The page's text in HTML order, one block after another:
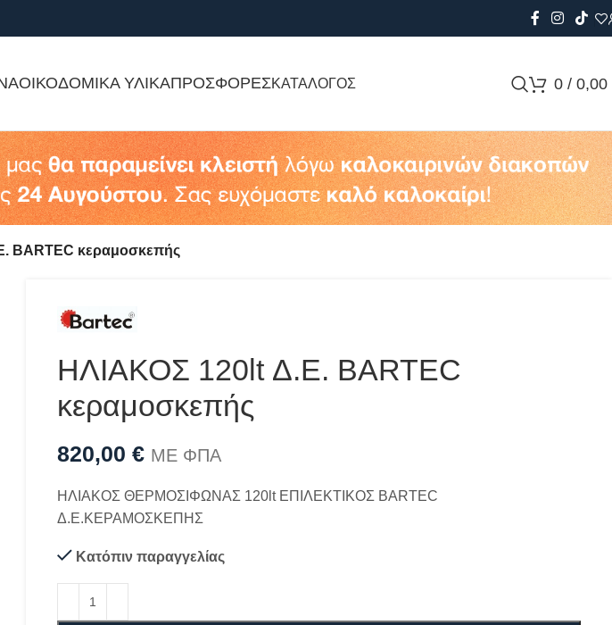
ΟΙΚΟΔΟΜΙΚΑ ΥΛΙΚΑΠΡΟΣΦΟΡΕΣΚΑΤΑΛΟΓΟΣ 0 / 0,00
BARTEC κεραμοσκεπής
ΗΛΙΑΚΟΣ 120lt Δ.Ε. BARTEC
κεραμοσκεπής
820,00 € ΜΕ ΦΠΑ
ΗΛΙΑΚΟΣ ΘΕΡΜΟΣΙΦΩΝΑΣ 120lt ΕΠΙΛΕΚΤΙΚΟΣ BARTEC
Δ.Ε.ΚΕΡΑΜΟΣΚΕΠΗΣ
Κατόπιν παραγγελίας